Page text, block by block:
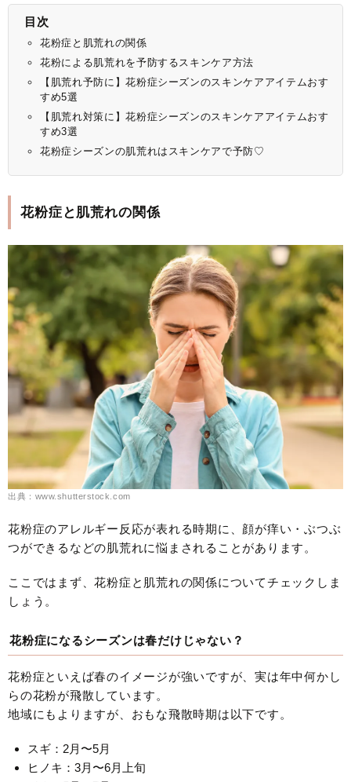
目次
花粉症と肌荒れの関係
花粉による肌荒れを予防するスキンケア方法
【肌荒れ予防に】花粉症シーズンのスキンケアアイテムおす
すめ5選
【肌荒れ対策に】花粉症シーズンのスキンケアアイテムおす
すめ3選
花粉症シーズンの肌荒れはスキンケアで予防♡
花粉症と肌荒れの関係
出典：www.shutterstock.com
花粉症のアレルギー反応が表れる時期に、顔が痒い・ぶつぶ
つができるなどの肌荒れに悩まされることがあります。
ここではまず、花粉症と肌荒れの関係についてチェックしま
しょう。
花粉症になるシーズンは春だけじゃない？
花粉症といえば春のイメージが強いですが、実は年中何かし
らの花粉が飛散しています。
地域にもよりますが、おもな飛散時期は以下です。
スギ：2月〜5月
ヒノキ：3月〜6月上旬